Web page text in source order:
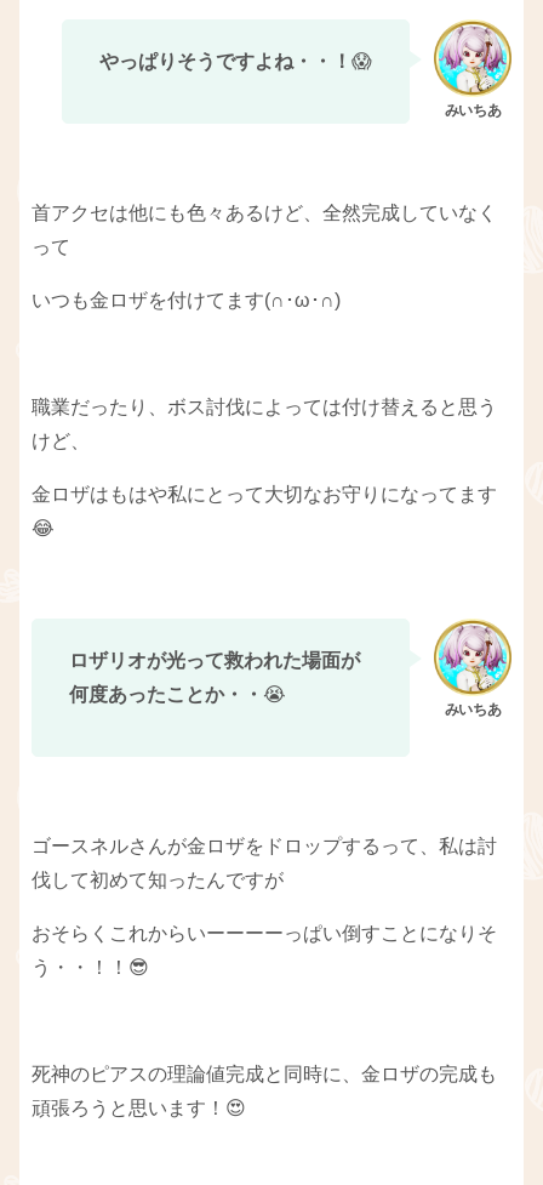
やっぱりそうですよね・・！ 😱
首アクセは他にも色々あるけど、全然完成していなく
って
いつも金ロザを付けてます(∩･ω･∩)
職業だったり、ボス討伐によっては付け替えると思う
けど、
金ロザはもはや私にとって大切なお守りになってます
😂
ロザリオが光って救われた場面が
何度あったことか・・ 😭
ゴースネルさんが金ロザをドロップするって、私は討
伐して初めて知ったんですが
おそらくこれからいーーーーっぱい倒すことになりそ
う・・！！😎
死神のピアスの理論値完成と同時に、金ロザの完成も
頑張ろうと思います！😍